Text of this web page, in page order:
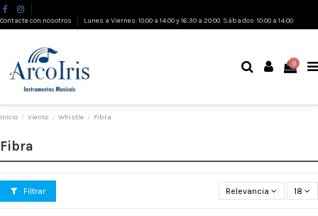
Contacte con nosotros Lunes a Viernes: 10:00 a 14:00 y 16:30 a 20:00. Sábados: 10:00 a 14:00
0
Inicio Viento Whistle Fibra
Fibra
Filtrar Relevancia 18